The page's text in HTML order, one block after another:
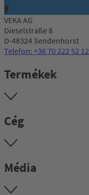
VEKA AG
Dieselstraße 8
D-48324 Sendenhorst
Telefon: +36 70 222 52 12
Termékek
Cég
Média